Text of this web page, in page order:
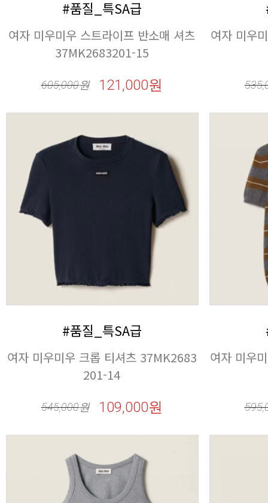
#품질_특SA급
37MK2683201-15
605,000원 121,000원
#품질_특SA급
201-14
545,000원 109,000원